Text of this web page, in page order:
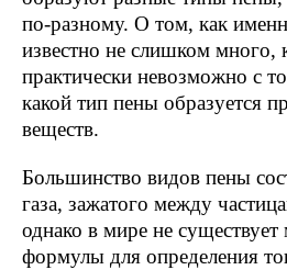
по-разному. О том, как
известно не слишком много,
практически невозможно с
какой тип пены образуется
веществ.
Большинство видов пены
газа, зажатого между
однако в мире не существует
формулы для определения